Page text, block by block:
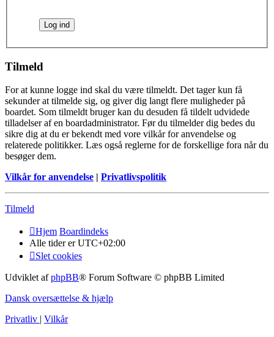
Tilmeld
For at kunne logge ind skal du være tilmeldt. Det tager kun få
sekunder at tilmelde sig, og giver dig langt flere muligheder på
boardet. Som tilmeldt bruger kan du desuden få tildelt udvidede
tilladelser af en boardadministrator. Før du tilmelder dig bedes du
sikre dig at du er bekendt med vore vilkår for anvendelse og
relaterede politikker. Læs også reglerne for de forskellige fora når du
besøger dem.
Vilkår for anvendelse | Privatlivspolitik
Tilmeld
Hjem Boardindeks
Alle tider erUTC+02:00
Slet cookies
Udviklet afphpBB® Forum Software © phpBB Limited
Dansk oversættelse & hjælp
Privatliv | Vilkår